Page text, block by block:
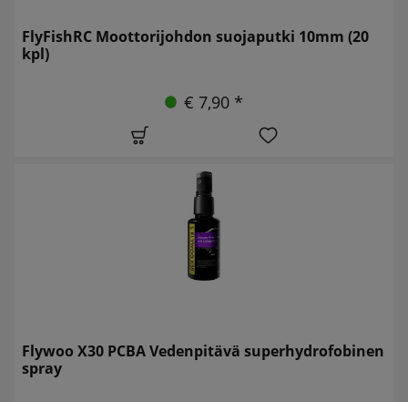
FlyFishRC Moottorijohdon suojaputki 10mm (20
kpl)
€ 7,90 *
Flywoo X30 PCBA Vedenpitävä superhydrofobinen
spray